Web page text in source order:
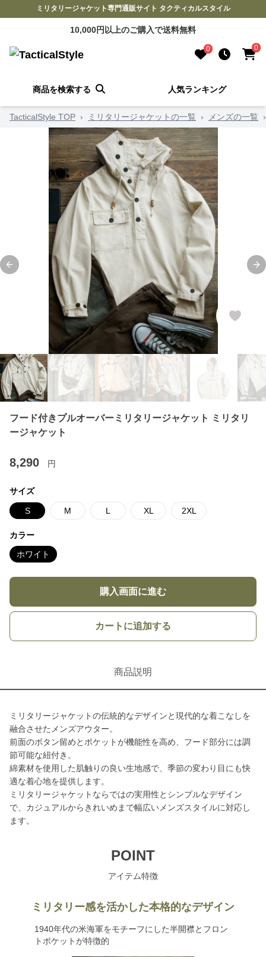
ミリタリージャケット専門通販サイト タクティカルスタイル
10,000円以上のご購入で送料無料
0 0
商品を検索する 人気ランキング
TacticalStyle TOP › ミリタリージャケットの一覧 › メンズの一覧 ›
Previous slide
フード付きプルオーバーミリタリージャケット ミリタリ
ージャケット
8,290 円
サイズ
S M L XL 2XL
カラー
ホワイト
購入画面に進む
カートに追加する
商品説明
ミリタリージャケットの伝統的なデザインと現代的な着こなしを
融合させたメンズアウター。
前面のボタン留めとポケットが機能性を高め、フード部分には調
節可能な紐付き。
綿素材を使用した肌触りの良い生地感で、季節の変わり目にも快
適な着心地を提供します。
ミリタリージャケットならではの実用性とシンプルなデザイン
で、カジュアルからきれいめまで幅広いメンズスタイルに対応し
ます。
POINT
アイテム特徴
ミリタリー感を活かした本格的なデザイン
1940年代の米海軍をモチーフにした半開襟とフロン
トポケットが特徴的